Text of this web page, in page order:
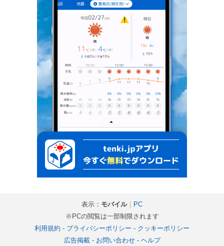
表示： モバイル｜ PC
※PCの閲覧は一部制限されます
利用規約 - プライバシーポリシー - クッキーポリシー
広告掲載- お問い合わせ- ヘルプ